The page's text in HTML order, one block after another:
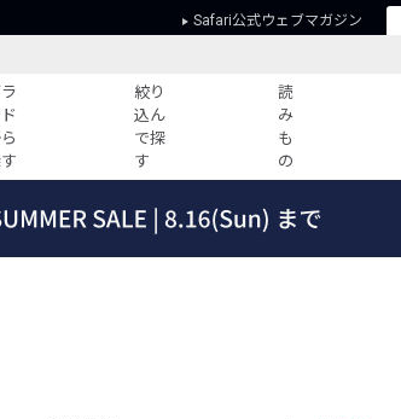
Safari公式ウェブマガジン
絞り
込ん
で探
す
読
み
も
の
記事